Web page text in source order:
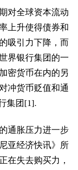
对全球资本流动
上升使得债券和
吸引力下降，而
界银行集团的一
密货币在内的另
冲货币贬值和通
集团[1].
通胀压力进一步
亚经济快讯》所
在失去购买力，